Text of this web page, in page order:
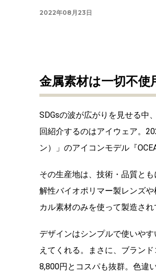
2022年08月23日
金属素材は一切不使
SDGsの波が広がりを見せる中
回紹介するのはアイウェア。
ン）」のアイコンモデル『
その生産地は、技術・品質と
解性バイオポリマー製レンズ
カル素材のみを使って製造され
デザインはシンプルで使いや
えてくれる。まさに、ブラン
8,800円とコスパも抜群。色違